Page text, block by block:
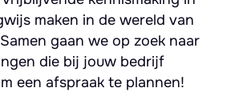
maken in de wereld van
gaan we op zoek naar
die bij jouw bedrijf
een afspraak te plannen!